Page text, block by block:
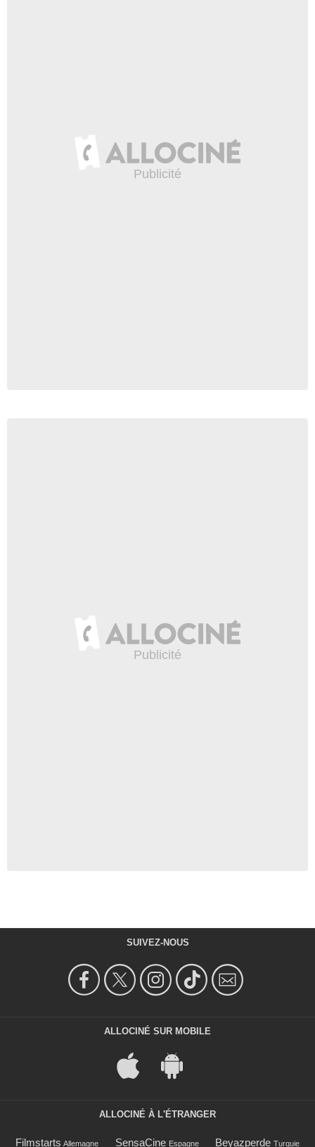
SUIVEZ-NOUS
ALLOCINÉ SUR MOBILE
ALLOCINÉ À L'ÉTRANGER
Filmstarts Allemagne SensaCine Espagne Beyazperde Turquie